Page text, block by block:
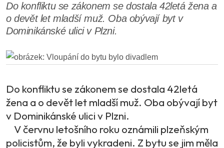
Do konfliktu se zákonem se dostala 42letá žena a
o devět let mladší muž. Oba obývají byt v
Dominikánské ulici v Plzni.
Do konfliktu se zákonem se dostala 42letá
žena a o devět let mladší muž. Oba obývají byt
v Dominikánské ulici v Plzni.
V červnu letošního roku oznámili plzeňským
policistům, že byli vykradeni. Z bytu se jim měla